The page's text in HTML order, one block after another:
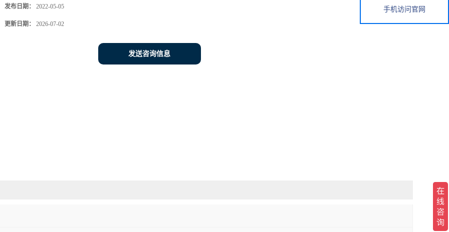
发布日期： 2022-05-05
更新日期： 2026-07-02
发送咨询信息
手机访问官网